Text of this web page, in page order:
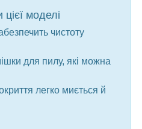
моделі
чистоту
для пилу, які можна
легко миється й